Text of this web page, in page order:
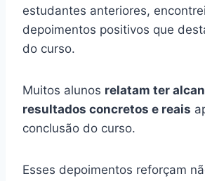
estudantes anteriores,
depoimentos positivos que
do curso.
Muitos alunos relatam ter
resultados concretos e reais
conclusão do curso.
Esses depoimentos reforçam